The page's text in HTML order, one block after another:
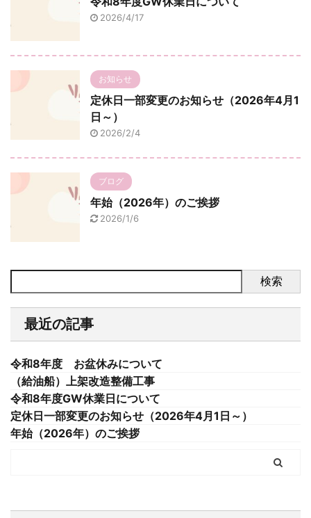
2026/4/17
お知らせ
定休日一部変更のお知らせ（2026年4月1
日～）
2026/2/4
ブログ
年始（2026年）のご挨拶
2026/1/6
検索
最近の記事
令和8年度 お盆休みについて
（給油船）上架改造整備工事
令和8年度GW休業日について
定休日一部変更のお知らせ（2026年4月1日～）
年始（2026年）のご挨拶